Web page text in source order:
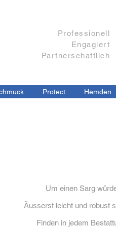
Professionell
Engagiert​
Partnerschaftlich
Protect Hemden
Um einen Sarg
Äusserst leicht und robust
Finden in jedem